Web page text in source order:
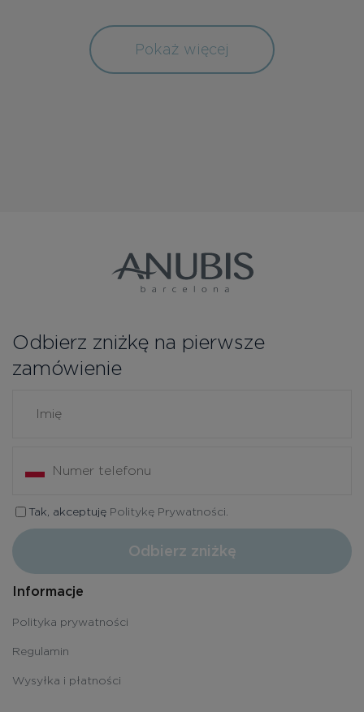
Pokaż więcej
Odbierz zniżkę na pierwsze
zamówienie
Tak, akceptuję Politykę Prywatności.
Odbierz zniżkę
Informacje
Polityka prywatności
Regulamin
Wysyłka i płatności